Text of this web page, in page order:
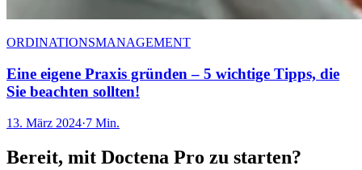
ORDINATIONSMANAGEMENT
Eine eigene Praxis gründen – 5 wichtige Tipps, die
Sie beachten sollten!
13. März 2024·7 Min.
Bereit, mit Doctena Pro zu starten?